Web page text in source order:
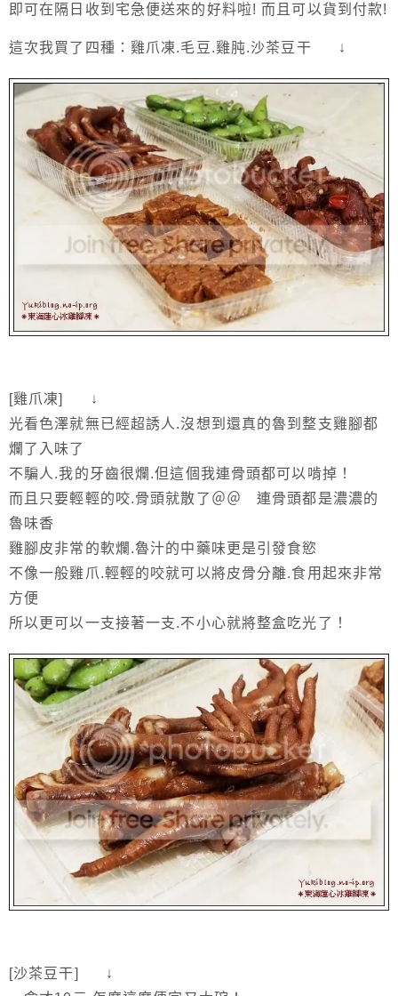
即可在隔日收到宅急便送來的好料啦! 而且可以貨到付款!
這次我買了四種：雞爪凍.毛豆.雞肫.沙茶豆干 ↓
[雞爪凍] ↓
光看色澤就無已經超誘人.沒想到還真的魯到整支雞腳都
爛了入味了
不騙人.我的牙齒很爛.但這個我連骨頭都可以啃掉！
而且只要輕輕的咬.骨頭就散了＠＠ 連骨頭都是濃濃的
魯味香
雞腳皮非常的軟爛.魯汁的中藥味更是引發食慾
不像一般雞爪.輕輕的咬就可以將皮骨分離.食用起來非常
方便
所以更可以一支接著一支.不小心就將整盒吃光了！
[沙茶豆干] ↓